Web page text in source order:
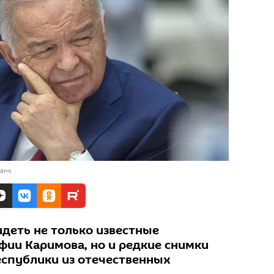
не только известные
Каримова, но и редкие снимки
из отечественных